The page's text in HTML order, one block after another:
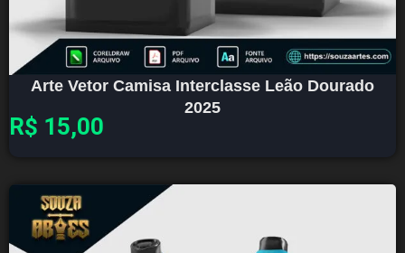
Arte Vetor Camisa Interclasse Leão Dourado
2025
R$ 15,00